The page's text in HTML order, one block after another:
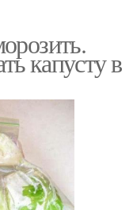
капусту в